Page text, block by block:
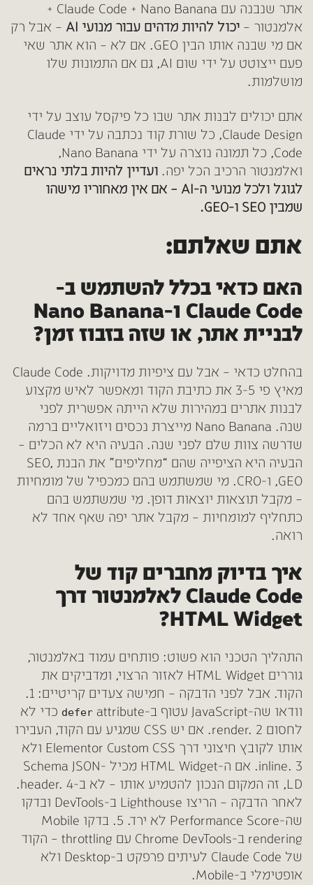
אתר שנבנה עם Claude Code + Nano Banana +
אלמנטור – יכול להיות מדהים עבור מנועי AI
– אבל רק
אם מי שבנה אותו הבין GEO. אם לא – הוא אתר שאי
פעם ייצוטט על ידי שום AI, גם אם התמונות שלו
מושלמות.
אתם יכולים לבנות אתר שבו כל פיקסל עוצב על ידי
Claude Design, כל שורת קוד נכתבה על ידי Claude
Code, כל תמונה נוצרה על ידי Nano Banana,
ואלמנטור הרכיב הכל יפה. ועדיין להיות בלתי נראים
לגוגל ולכל מנועי ה-AI – אם אין מאחוריו מישהו
שמבין SEO ו-GEO.
אתם שאלתם:
האם כדאי בכלל להשתמש ב-
Claude Code ו-Nano Banana
לבניית אתר, או שזה בזבוז זמן?
בהחלט כדאי – אבל עם ציפיות מדויקות. Claude Code
מאיץ פי 3-5 את כתיבת הקוד ומאפשר לאיש מקצוע
לבנות אתרים במהירות שלא הייתה אפשרית לפני
שנה. Nano Banana מייצרת נכסים ויזואליים ברמה
שדרשה צוות שלם לפני שנה. הבעיה היא לא הכלים –
הבעיה היא הציפייה שהם “מחליפים” את הבנת SEO,
GEO, ו-CRO. מי שמשתמש בהם כמכפיל של מומחיות
– מקבל תוצאות יוצאות דופן. מי שמשתמש בהם
כתחליף למומחיות – מקבל אתר יפה שאף אחד לא
רואה.
איך בדיוק מחברים קוד של
Claude Code לאלמנטור דרך
HTML Widget?
התהליך הטכני הוא פשוט: פותחים עמוד באלמנטור,
גוררים HTML Widget לאזור הרצוי, ומדביקים את
הקוד. אבל לפני הדבקה – חמישה צעדים קריטיים:
1.
וודאו שה-JavaScript עטוף ב-
defer attribute כדי לא
לחסום render.
2. אם יש CSS שמגיע עם הקוד, העבירו
אותו לקובץ חיצוני דרך Elementor Custom CSS ולא
inline.
3. אם ה-HTML Widget מכיל Schema JSON-
LD, זה המקום הנכון להטמיע אותו – לא ב-header.
4.
לאחר הדבקה – הריצו Lighthouse ב-DevTools ובדקו
שה-Performance Score לא ירד.
5. בדקו Mobile
rendering ב-Chrome DevTools עם throttling – הקוד
של Claude Code לעיתים פרפקט ב-Desktop ולא
אופטימלי ב-Mobile.